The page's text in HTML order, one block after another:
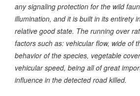
any signaling protection for the wild
illumination, and it is built in its entirety
relative good state. The running over
factors such as: vehicular flow, wide of
behavior of the species, vegetable
vehicular speed, being all of great
influence in the detected road killed.